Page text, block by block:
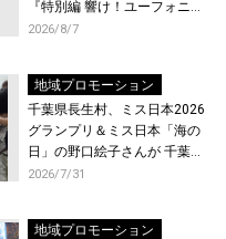
『特別編 響け！ユーフォニア
ム〜アンサンブルコンテス
映が決定！
2026/8/7
地域プロモーション
千葉県長生村、ミス日本2026
グランプリ＆ミス日本「海の
日」の野口絵子さんが 千葉県
唯一の村・長生村で地引網を
2026/7/31
地域プロモーション